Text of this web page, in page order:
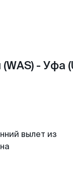
- Уфа
вылет из